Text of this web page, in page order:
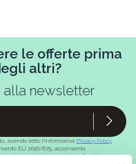
le offerte prima
altri?
alla newsletter
avendo letto l’informativa Privacy Policy
EU 2016/679, acconsento
dei miei dati personali per finalità